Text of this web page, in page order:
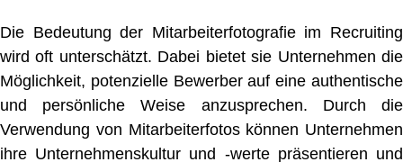
Die Bedeutung der Mitarbeiterfotografie im Recruiting
wird oft unterschätzt. Dabei bietet sie Unternehmen die
Möglichkeit, potenzielle Bewerber auf eine authentische
und persönliche Weise anzusprechen. Durch die
Verwendung von Mitarbeiterfotos können Unternehmen
ihre Unternehmenskultur und -werte präsentieren und